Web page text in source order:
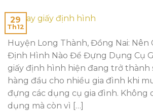
29
Th12
Huyện Long Thành, Đồng Nai: Nên
Định Hình Nào Để Đựng Dụng Cụ
giấy định hình hiện đang trở thành
hàng đầu cho nhiều gia đình khi
đựng các dụng cụ gia đình. Không
dụng mà còn vì […]